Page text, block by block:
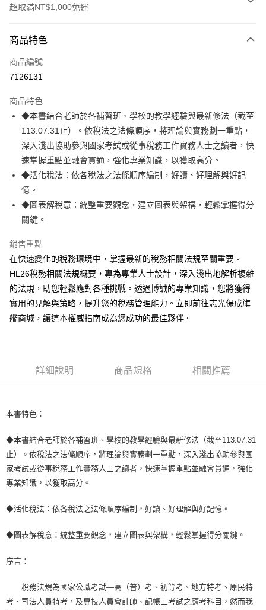
超取滿NT$1,000免運
信用卡一次付款
超商取貨付款
Apple Pay
悠遊付
Google Pay
ATM付款
運送方式
每筆NT$100，滿NT$1,000(含以上)免運費
付款後全家取貨.
7-11取貨付款
每筆NT$100，滿NT$1,000(含以上)免運費
外島郵寄
商品特色
商品編號
7126131
商品特色
◆本書結合老師於各補習班、學校的教學經驗與最新修法（截至
113.07.31止）。依稅法之法條順序，將理論與實務劃一重點，
深入淺出協助參與國家考試或從事稅務工作實務人士之讀者，快
速掌握重點並融會貫通，強化專業知識，以獲取高分。
◆活化稅法：依各稅法之法條順序編制，好讀、好理解與好記
憶。
◆圖表解稅意：統整重要觀念，建立圖表與架構，輕鬆掌握得分
關鍵。
銷售重點
在快速變化的稅務環境中，掌握最新的稅務相關法規至關重要。
HL26稅務相關法規概要，專為專業人士設計，深入淺出地解析複雜
的法規，助您輕鬆應對各種挑戰。透過博誠的專業知識，您將獲得
實用的見解與策略，提升您的稅務管理能力。立即前往志光保成旗
艦商城，讓這本權威指南成為您成功的最佳夥伴。
詳細說明 商品規格 相關推薦
本書特色：
◆本書結合老師於各補習班、學校的教學經驗與最新修法（截至113.07.31
止）。依稅法之法條順序，將理論與實務劃一重點，深入淺出協助參與國
家考試或從事稅務工作實務人士之讀者，快速掌握重點並融會貫通，強化
專業知識，以獲取高分。
◆活化稅法：依各稅法之法條順序編制，好讀、好理解與好記憶。
◆圖表解稅意：統整重要觀念，建立圖表與架構，輕鬆掌握得分關鍵。
序言：
稅務法規為國家公職考試―高（普）考、初等考、地方特考、原民特
考、司法人員特考，及專技人員會計師、記帳士考試之應考科目，然而我